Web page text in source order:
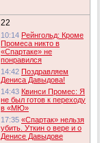
22
10:14 Рейнгольд: Кроме
Промеса никто в
«Спартаке» не
понравился
14:42 Поздравляем
Дениса Давыдова!
14:43 Квинси Промес: Я
не был готов к переходу
в «МЮ»
17:35 «Спартак» нельзя
убить. Уткин о вере и о
Денисе Давыдове